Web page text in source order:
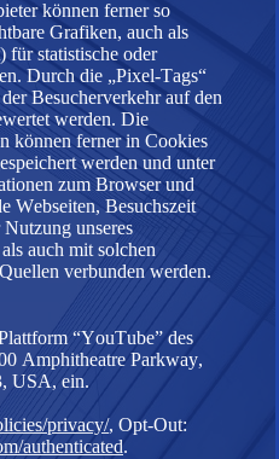
können ferner so
Grafiken, auch als
für statistische oder
Durch die „Pixel-Tags“
Besucherverkehr auf den
werden. Die
können ferner in Cookies
werden und unter
zum Browser und
Webseiten, Besuchszeit
unseres
auch mit solchen
verbunden werden.
“YouTube” des
Amphitheatre Parkway,
USA, ein.
privacy/, Opt-Out:
authenticated.